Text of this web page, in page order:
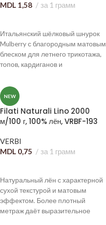
MDL 1,58 за 1 грамм
Итальянский шёлковый шнурок
Mulberry с благородным матовым
блеском для летнего трикотажа,
топов, кардиганов и
для ручного и машинного
вязания.
NEW
Filati Naturali Lino 2000
м/100 г, 100% лён, VRBF-193
VERBI
MDL 0,75 за 1 грамм
Натуральный лён с характерной
сухой текстурой и матовым
эффектом. Более плотный
метраж даёт выразительное